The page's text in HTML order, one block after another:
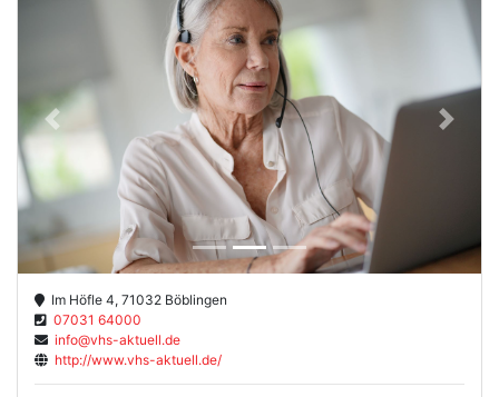
Previous Next
Im Höfle 4, 71032 Böblingen
07031 64000
info@vhs-aktuell.de
http://www.vhs-aktuell.de/